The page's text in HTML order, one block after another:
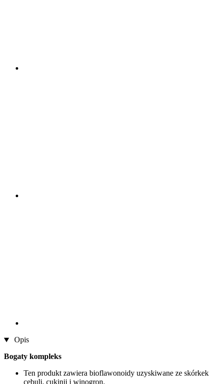
Opis
Bogaty kompleks
Ten produkt zawiera bioflawonoidy uzyskiwane ze skórkek
cebuli, cukinii i winogron.